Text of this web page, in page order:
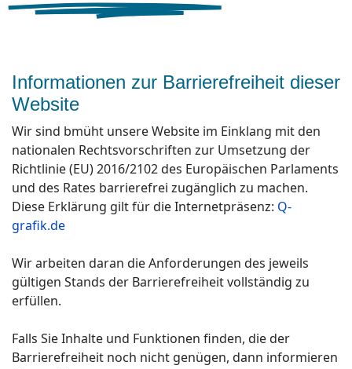
Informationen zur Barrierefreiheit dieser
Website
Wir sind bmüht unsere Website im Einklang mit den
nationalen Rechtsvorschriften zur Umsetzung der
Richtlinie (EU) 2016/2102 des Europäischen Parlaments
und des Rates barrierefrei zugänglich zu machen.
Diese Erklärung gilt für die Internetpräsenz: Q-
grafik.de
Wir arbeiten daran die Anforderungen des jeweils
gültigen Stands der Barrierefreiheit vollständig zu
erfüllen.
Falls Sie Inhalte und Funktionen finden, die der
Barrierefreiheit noch nicht genügen, dann informieren